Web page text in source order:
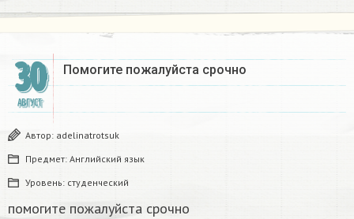
30
АВГУСТ
Помогите пожалуйста срочно
Автор: adelinatrotsuk
Предмет: Английский язык
Уровень: студенческий
помогите пожалуйста срочно